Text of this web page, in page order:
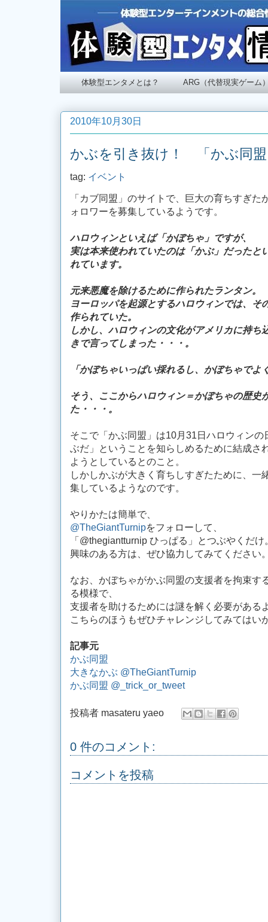
体験型エンタメとは？ ARG（代替現実ゲーム
2010年10月30日
かぶを引き抜け！ 「かぶ同盟
tag: イベント
「カブ同盟」のサイトで、巨大の育ちすぎた
ォロワーを募集しているようです。
ハロウィンといえば「かぼちゃ」ですが、
実は本来使われていたのは「かぶ」だったと
れています。
元来悪魔を除けるために作られたランタン。
ヨーロッパを起源とするハロウィンでは、そ
作られていた。
しかし、ハロウィンの文化がアメリカに持ち
きで言ってしまった・・・。
「かぼちゃいっぱい採れるし、かぼちゃでよ
そう、ここからハロウィン＝かぼちゃの歴史
た・・・。
そこで「かぶ同盟」は10月31日ハロウィン
ぶだ」ということを知らしめるために結成さ
ようとしているとのこと。
しかしかぶが大きく育ちしすぎたために、一
集しているようなのです。
やりかたは簡単で、
@TheGiantTurnipをフォローして、
「@thegiantturnip ひっぱる」とつぶやくだけ
興味のある方は、ぜひ協力してみてください
なお、かぼちゃがかぶ同盟の支援者を拘束す
る模様で、
支援者を助けるためには謎を解く必要がある
こちらのほうもぜひチャレンジしてみてはい
記事元
かぶ同盟
大きなかぶ @TheGiantTurnip
かぶ同盟 @_trick_or_tweet
投稿者 masateru yaeo
0 件のコメント:
コメントを投稿